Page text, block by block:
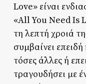
Love» είναι
«All You Need Is
τη λεπτή χροιά
συμβαίνει
τόσες άλλες ή
τραγουδήσει με